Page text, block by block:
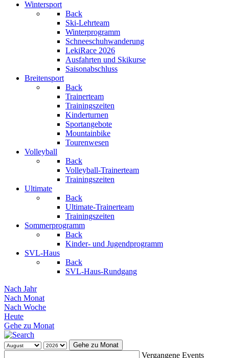
Wintersport
Back
Ski-Lehrteam
Winterprogramm
Schneeschuhwanderung
LekiRace 2026
Ausfahrten und Skikurse
Saisonabschluss
Breitensport
Back
Trainerteam
Trainingszeiten
Kinderturnen
Sportangebote
Mountainbike
Tourenwesen
Volleyball
Back
Volleyball-Trainerteam
Trainingszeiten
Ultimate
Back
Ultimate-Trainerteam
Trainingszeiten
Sommerprogramm
Back
Kinder- und Jugendprogramm
SVL-Haus
Back
SVL-Haus-Rundgang
Nach Jahr
Nach Monat
Nach Woche
Heute
Gehe zu Monat
Gehe zu Monat
Vergangene Events